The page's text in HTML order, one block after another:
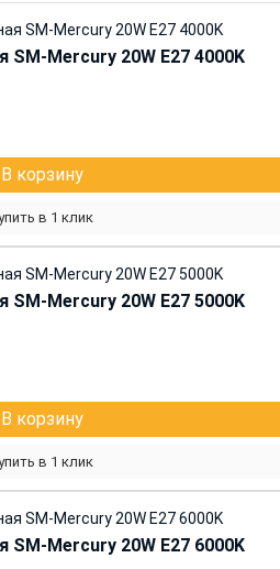
Mercury 20W E27 4000K
В корзину
в 1 клик
Mercury 20W E27 5000K
В корзину
в 1 клик
Mercury 20W E27 6000K